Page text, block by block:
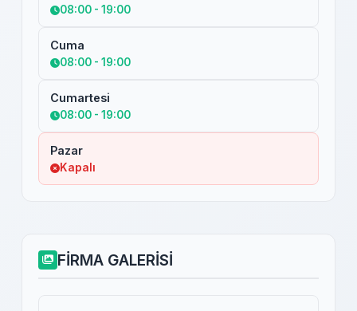
08:00 - 19:00
Cuma
08:00 - 19:00
Cumartesi
08:00 - 19:00
Pazar
Kapalı
FİRMA GALERİSİ